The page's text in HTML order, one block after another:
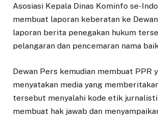
Asosiasi Kepala Dinas Kominfo se-
membuat laporan keberatan ke
laporan berita penegakan hukum
pelangaran dan pencemaran nama
Dewan Pers kemudian membuat PPR
menyatakan media yang
tersebut menyalahi kode etik
membuat hak jawab dan